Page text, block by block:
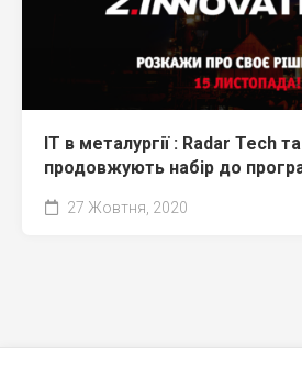
IT в металургії : Radar Tech
продовжують набір до
27 Жовтня, 2020